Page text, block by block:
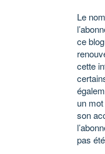
Le
ce
cette
un
son
pas